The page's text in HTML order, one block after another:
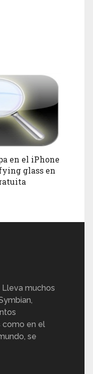
en el iPhone
glass en
muchos
como en el
se